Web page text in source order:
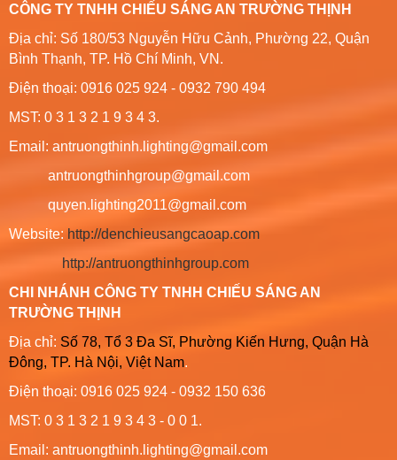
CÔNG TY TNHH CHIẾU SÁNG AN TRƯỜNG THỊNH
Địa chỉ: Số 180/53 Nguyễn Hữu Cảnh, Phường 22, Quận
Bình Thạnh, TP. Hồ Chí Minh, VN.
Điện thoại: 0916 025 924 - 0932 790 494
MST: 0 3 1 3 2 1 9 3 4 3.
Email: antruongthinh.lighting@gmail.com
antruongthinhgroup@gmail.com
quyen.lighting2011@gmail.com
Website: http://denchieusangcaoap.com
http://antruongthinhgroup.com
CHI NHÁNH CÔNG TY TNHH CHIẾU SÁNG AN
TRƯỜNG THỊNH
Địa chỉ: Số 78, Tổ 3 Đa Sĩ, Phường Kiến Hưng, Quận Hà
Đông, TP. Hà Nội, Việt Nam.
Điện thoại: 0916 025 924 - 0932 150 636
MST: 0 3 1 3 2 1 9 3 4 3 - 0 0 1.
Email: antruongthinh.lighting@gmail.com